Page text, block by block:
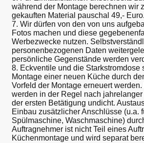
während der Montage berechnen wir
gekauften Material pauschal 49,- Euro.
7. Wir dürfen von den von uns
Fotos machen und diese
Werbezwecke nutzen.
personenbezogenen Daten
persönliche Gegenstände werden
8. Eckventile und die Starkstromdose
Montage einer neuen Küche durch
Vorfeld der Montage erneuert
werden in der Regel nach
der ersten Betätigung undicht.
Einbau zusätzlicher Anschlüsse (u.a.
Spülmaschine, Waschmaschine)
Auftragnehmer ist nicht Teil eines
Küchenmontage und wird separat